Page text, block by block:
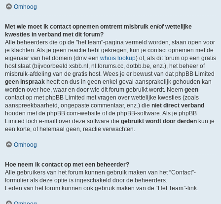
Omhoog
Met wie moet ik contact opnemen omtrent misbruik en/of wettelijke
kwesties in verband met dit forum?
Alle beheerders die op de "het team"-pagina vermeld worden, staan open voor
je klachten. Als je geen reactie hebt gekregen, kun je contact opnemen met de
eigenaar van het domein (dmv een whois lookup) of, als dit forum op een gratis
host staat (bijvoorbeeld xsbb.nl, nl.forums.cc, dotbb.be, enz.), het beheer of
misbruik-afdeling van de gratis host. Wees je er bewust van dat phpBB Limited
geen inspraak heeft en dus in geen enkel geval aansprakelijk gehouden kan
worden over hoe, waar en door wie dit forum gebruikt wordt. Neem geen
contact op met phpBB Limited met vragen over wettelijke kwesties (zoals
aanspreekbaarheid, ongepaste commentaar, enz.) die niet direct verband
houden met de phpBB.com-website of de phpBB-software. Als je phpBB
Limited toch e-mailt over deze software die gebruikt wordt door derden kun je
een korte, of helemaal geen, reactie verwachten.
Omhoog
Hoe neem ik contact op met een beheerder?
Alle gebruikers van het forum kunnen gebruik maken van het “Contact”-
formulier als deze optie is ingeschakeld door de beheerders.
Leden van het forum kunnen ook gebruik maken van de “Het Team”-link.